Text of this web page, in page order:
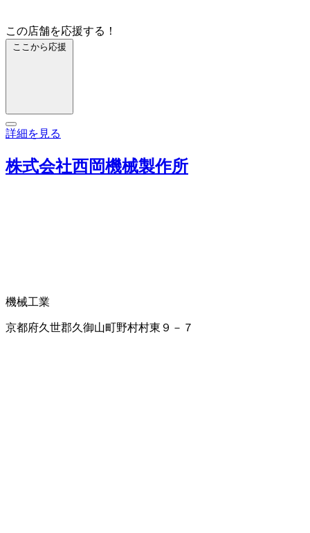
この店舗を応援する！
ここから応援
詳細を見る
株式会社西岡機械製作所
機械工業
京都府久世郡久御山町野村村東９－７